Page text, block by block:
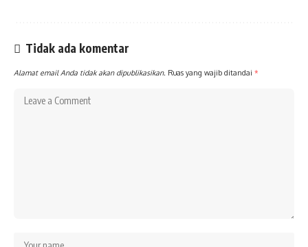
Tidak ada komentar
Alamat email Anda tidak akan dipublikasikan. Ruas yang wajib ditandai *